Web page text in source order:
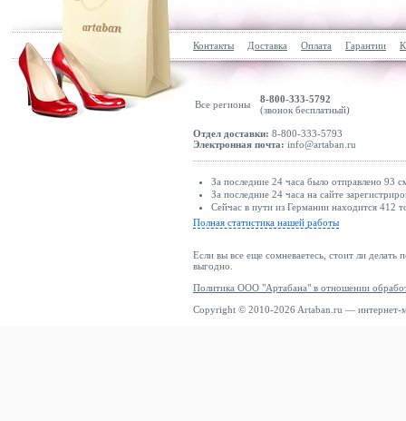
Контакты Доставка Оплата Гарантии
Все регионы
8-800-333-5792
(звонок бесплатный)
Отдел доставки: 8-800-333-5793
Электронная почта: info@artaban.ru
За последние 24 часа было отправлено 93
За последние 24 часа на сайте
Сейчас в пути из Германии находится 412
Полная статистика нашей работы
Если вы все еще сомневаетесь, стоит ли делать
выгодно.
Политика ООО "Артабана" в отношении
Copyright © 2010-2026 Artaban.ru — интернет-